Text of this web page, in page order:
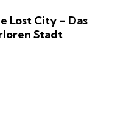
Lost City – Das
Stadt